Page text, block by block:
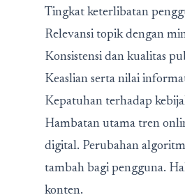
Tingkat keterlibatan
Relevansi topik dengan
Konsistensi dan kualitas
Keaslian serta nilai
Kepatuhan terhadap
Hambatan utama tren
digital. Perubahan
tambah bagi pengguna.
konten.